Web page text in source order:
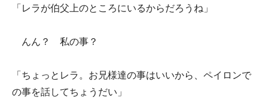
「レラが伯父上のところにいるからだろうね」
んん？ 私の事？
「ちょっとレラ。お兄様達の事はいいから、ペイロンで
の事を話してちょうだい」